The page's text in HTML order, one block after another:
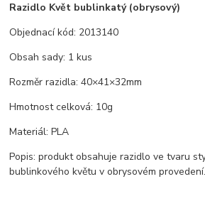
Razidlo Květ bublinkatý (obrysový)
Objednací kód: 2013140
Obsah sady: 1 kus
Rozměr razidla: 40×41×32mm
Hmotnost celková: 10g
Materiál: PLA
Popis: produkt obsahuje razidlo ve tvaru
bublinkového květu v obrysovém provedení.